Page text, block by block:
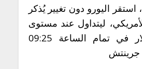
اليورو دون تغيير يُذكر
ليتداول عند مستوى
1.17407 دولار في تمام الساعة 09:25
جرينتش